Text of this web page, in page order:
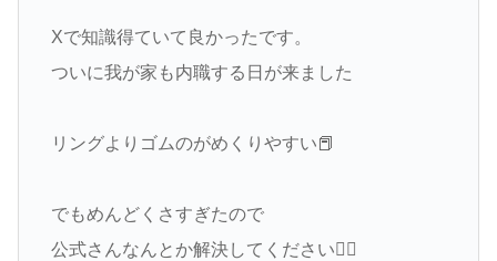
Xで知識得ていて良かったです。
ついに我が家も内職する日が来ました
リングよりゴムのがめくりやすい📕
でもめんどくさすぎたので
公式さんなんとか解決してください🙇‍♀️